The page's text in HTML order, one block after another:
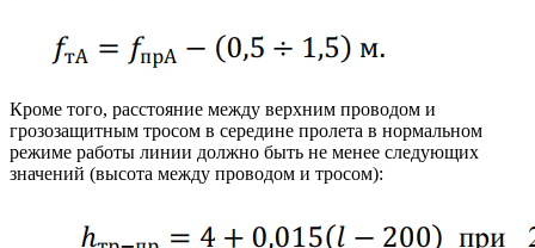
Кроме того, расстояние между верхним проводом и
грозозащитным тросом в середине пролета в нормальном
режиме работы линии должно быть не менее следующих
значений (высота между проводом и тросом):